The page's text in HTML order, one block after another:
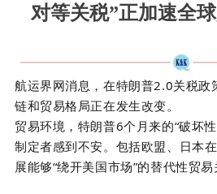
对等关税”正加速全
航运界网消息，在特朗普2.0关税政
链和贸易格局正在发生改变。
贸易环境， 特朗普6个月来的“破坏
制定者感到不安。包括欧盟 日本
展能够“绕开美国市场”的替代性贸易